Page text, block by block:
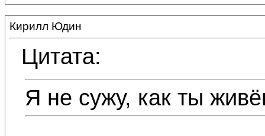
Кирилл Юдин
Цитата:
Я не сужу, как ты